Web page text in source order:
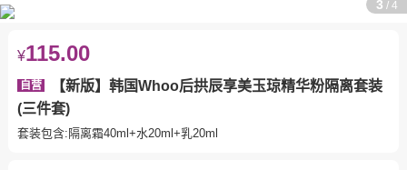
3 / 4
¥115.00
自营
【新版】韩国Whoo后拱辰享美玉琼精华粉隔离套装
(三件套)
套装包含:隔离霜40ml+水20ml+乳20ml